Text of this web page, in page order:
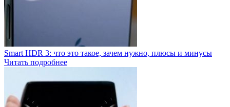
Smart HDR 3: что это такое, зачем нужно, плюсы и минусы
Читать подробнее